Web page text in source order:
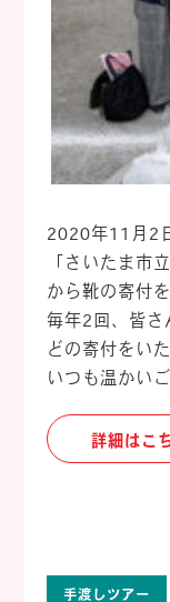
2020年11月2
「さいたま市
から靴の寄付
毎年2回、皆さ
どの寄付をい
いつも温かい
詳細はこ
手渡しツアー